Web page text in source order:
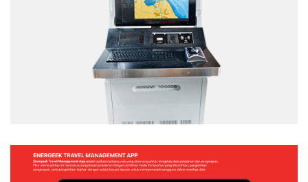
SIMULATION SYSTEM
Web Application